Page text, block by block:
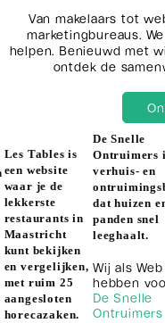
Van makelaars tot
marketingbureaus.
helpen. Benieuwd met
ontdek de
Les Tables is
een website
waar je de
lekkerste
restaurants in
Maastricht
kunt bekijken
en vergelijken,
met ruim 25
aangesloten
horecazaken.
De Snelle
Ontruimers
verhuis- en
dat huizen
panden snel
leeghaalt.
Wij als
hebben
De Snelle
Ontruimers